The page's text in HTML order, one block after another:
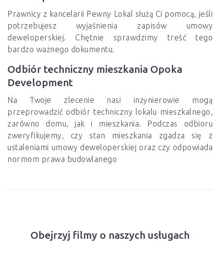
Prawnicy z kancelarii Pewny Lokal służą Ci pomocą, jeśli
potrzebujesz wyjaśnienia zapisów umowy
deweloperskiej. Chętnie sprawdzimy treść tego
bardzo ważnego dokumentu.
Odbiór techniczny mieszkania Opoka
Development
Na Twoje zlecenie nasi inżynierowie mogą
przeprowadzić odbiór techniczny lokalu mieszkalnego,
zarówno domu, jak i mieszkania. Podczas odbioru
zweryfikujemy, czy stan mieszkania zgadza się z
ustaleniami umowy deweloperskiej oraz czy odpowiada
normom prawa budowlanego
Obejrzyj filmy o naszych usługach